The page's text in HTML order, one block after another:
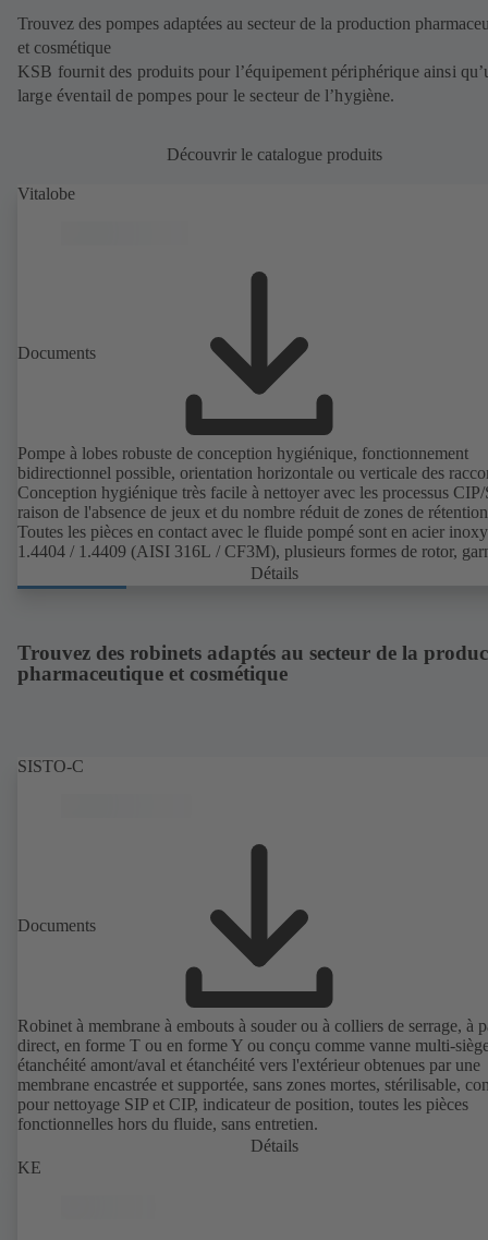
Trouvez des pompes adaptées au secteur de la production
et cosmétique
KSB fournit des produits pour l’équipement périphérique ainsi
large éventail de pompes pour le secteur de l’hygiène.
Découvrir le catalogue produits
Vitalobe
Documents
Pompe à lobes robuste de conception hygiénique, fonctionnement
bidirectionnel possible, orientation horizontale ou verticale des
Conception hygiénique très facile à nettoyer avec les processus CIP/
raison de l'absence de jeux et du nombre réduit de zones de
Toutes les pièces en contact avec le fluide pompé sont en acier
1.4404 / 1.4409 (AISI 316L / CF3M), plusieurs formes de rotor,
d'étanchéité d'arbre et raccords process disponibles. Groupe
avec engrenage et moteur normalisé. Les élastomères de la pompe
couvercle de corps réchauffé et une protection contre la surpression.
Version ATEX disponible.
Détails
Trouvez des robinets adaptés au secteur de la
pharmaceutique et cosmétique
SISTO-C
Documents
Robinet à membrane à embouts à souder ou à colliers de serrage, à
direct, en forme T ou en forme Y ou conçu comme vanne multi-
étanchéité amont/aval et étanchéité vers l'extérieur obtenues par une
membrane encastrée et supportée, sans zones mortes, stérilisable,
pour nettoyage SIP et CIP, indicateur de position, toutes les pièces
fonctionnelles hors du fluide, sans entretien.
Détails
KE